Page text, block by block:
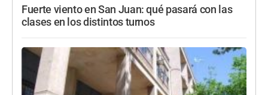
Fuerte viento en San Juan: qué pasará con las
clases en los distintos turnos